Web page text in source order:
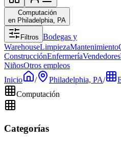
Computación
en Philadelphia, PA
Filtros Bodegas y
WarehouseLimpiezaMantenimiento
ConstrucciónEnfermeríaVendedores
NiñosOtros empleos
Inicio
/ Philadelphia, PA/
Computación
Categorías